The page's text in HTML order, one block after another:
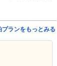
プランをもっとみる